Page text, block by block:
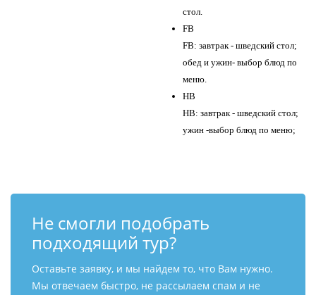
стол.
FB
FB: завтрак - шведский стол;
обед и ужин- выбор блюд по
меню.
HB
HB: завтрак - шведский стол;
ужин -выбор блюд по меню;
Не смогли подобрать
подходящий тур?
Оставьте заявку, и мы найдем то, что Вам нужно.
Мы отвечаем быстро, не рассылаем спам и не